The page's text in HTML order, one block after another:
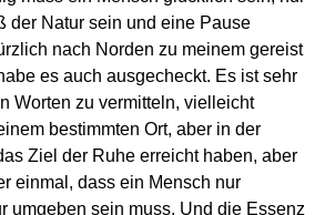
der Natur sein und eine Pause
nach Norden zu meinem gereist
es auch ausgecheckt. Es ist sehr
Worten zu vermitteln, vielleicht
bestimmten Ort, aber in der
Ziel der Ruhe erreicht haben, aber
einmal, dass ein Mensch nur
umgeben sein muss. Und die Essenz